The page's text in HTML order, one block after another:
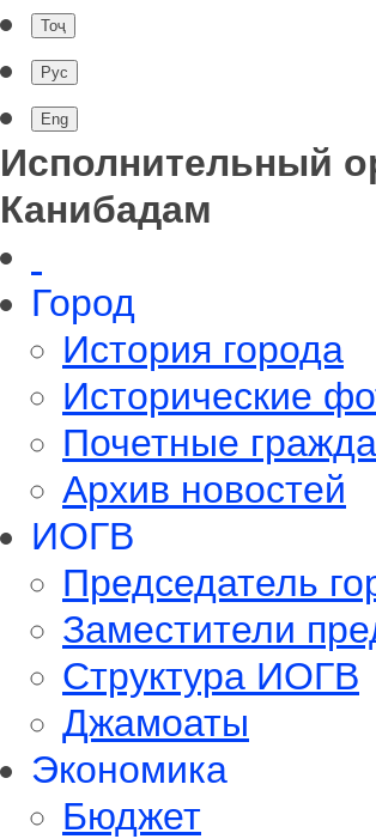
Исполнительный
Канибадам
Город
История города
Исторические
Почетные
Архив новостей
ИОГВ
Председатель
Заместители
Структура ИОГВ
Джамоаты
Экономика
Бюджет